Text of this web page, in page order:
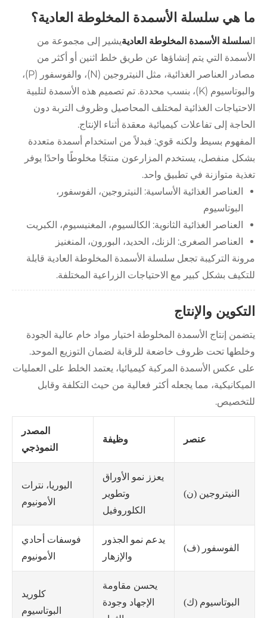
ما هي سلسلة الأسمدة المخلوطة العادية؟
السلسلة الأسمدة المخلوطة العاديةيشير إلى مجموعة من
الأسمدة التي يتم إنشاؤها عن طريق خلط اثنين أو أكثر من
مصادر العناصر الغذائية، مثل النيتروجين (N)، والفوسفور (P)،
والبوتاسيوم (K)، بنسب محددة. تم تصميم هذه الأسمدة لتلبية
الاحتياجات الغذائية لمختلف المحاصيل وظروف التربة دون
الحاجة إلى تفاعلات كيميائية معقدة أثناء الإنتاج.
المفهوم بسيط ولكنه قوي: فبدلاً من استخدام أسمدة متعددة
بشكل منفصل، يستخدم المزارعون منتجًا مخلوطًا واحدًا يوفر
تغذية متوازنة في تطبيق واحد.
العناصر الغذائية الأساسية: النيتروجين، الفوسفور،
البوتاسيوم
العناصر الغذائية الثانوية: الكالسيوم، المغنيسيوم، الكبريت
العناصر الصغرى: الزنك، الحديد، البورون، المنغنيز
مرونة التركيبة تجعل سلسلة الأسمدة المخلوطة العادية قابلة
للتكيف بشكل كبير مع الاحتياجات الزراعية المختلفة.
التكوين والإنتاج
يتضمن إنتاج الأسمدة المخلوطة اختيار مواد خام عالية الجودة
وخلطها تحت ظروف خاضعة للرقابة لضمان التوزيع الموحد.
على عكس الأسمدة المركبة كيميائيا، يعتمد الخلط على العمليات
الميكانيكية، مما يجعله أكثر فعالية من حيث التكلفة وقابل
للتخصيص.
عنصر وظيفة
المصدر
النموذجي
النيتروجين (ن)
يعزز نمو الأوراق
وتطوير
الكلوروفيل
اليوريا، نترات
الأمونيوم
الفوسفور (ف)
يدعم نمو الجذور
والإزهار
فوسفات أحادي
الأمونيوم
البوتاسيوم (ك)
يحسن مقاومة
الإجهاد وجودة
كلوريد
البوتاسيوم